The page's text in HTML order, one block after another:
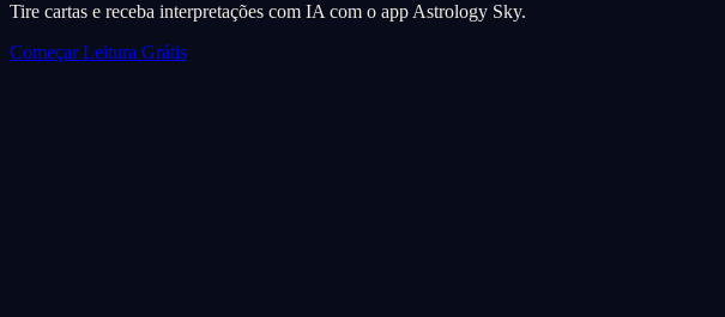
Tire cartas e receba interpretações com IA com o app Astrology Sky.
Começar Leitura Grátis